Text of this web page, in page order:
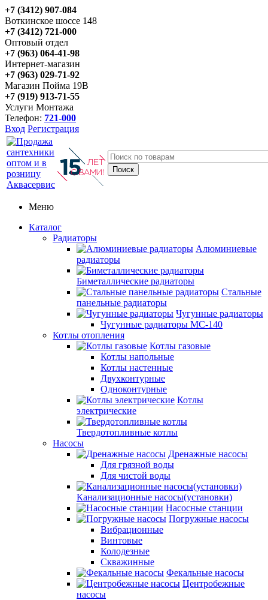
+7 (3412) 907-084
Воткинское шоссе 148
+7 (3412) 721-000
Оптовый отдел
+7 (963) 064-41-98
Интернет-магазин
+7 (963) 029-71-92
Магазин Пойма 19В
+7 (919) 913-71-55
Услуги Монтажа
Телефон: 721-000
Вход Регистрация
Меню
Каталог
Радиаторы
Алюминиевые
радиаторы
Биметаллические радиаторы
Стальные
панельные радиаторы
Чугунные радиаторы
Чугунные радиаторы МС-140
Котлы отопления
Котлы газовые
Котлы напольные
Котлы настенные
Двухконтурные
Одноконтурные
Котлы
электрические
Твердотопливные котлы
Насосы
Дренажные насосы
Для грязной воды
Для чистой воды
Канализационные насосы(установки)
Насосные станции
Погружные насосы
Вибрационные
Винтовые
Колодезные
Скважинные
Фекальные насосы
Центробежные
насосы